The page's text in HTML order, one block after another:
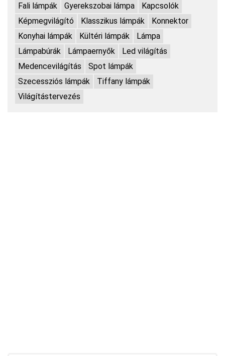
Fali lámpák
Gyerekszobai lámpa
Kapcsolók
Képmegvilágító
Klasszikus lámpák
Konnektor
Konyhai lámpák
Kültéri lámpák
Lámpa
Lámpabúrák
Lámpaernyők
Led világítás
Medencevilágítás
Spot lámpák
Szecessziós lámpák
Tiffany lámpák
Világítástervezés